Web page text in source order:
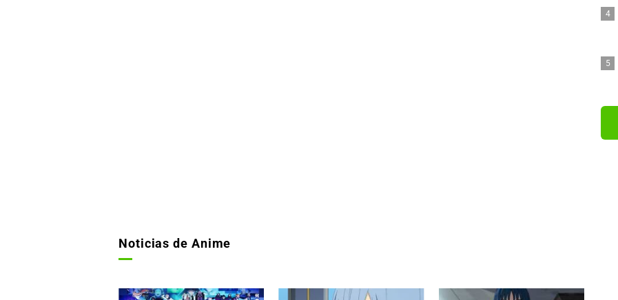
Noticias de Anime